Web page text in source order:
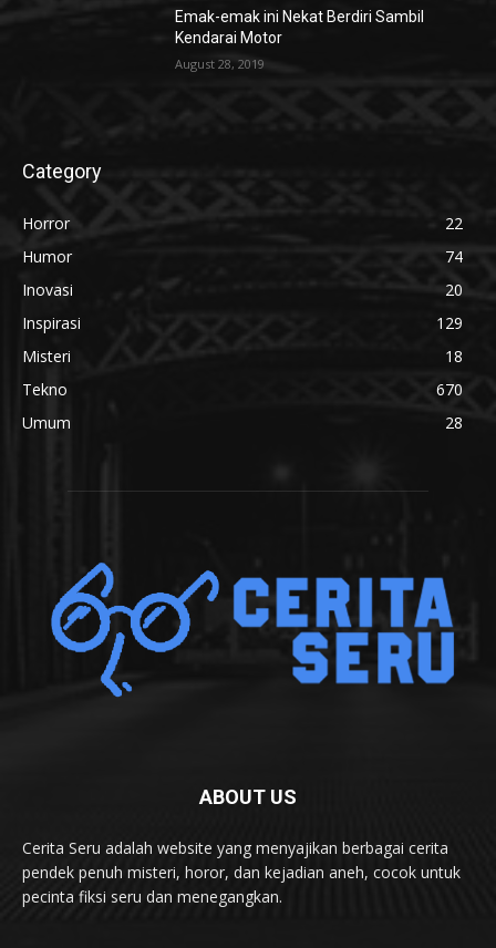
Emak-emak ini Nekat Berdiri Sambil
Kendarai Motor
August 28, 2019
Category
Horror
22
Humor
74
Inovasi
20
Inspirasi
129
Misteri
18
Tekno
670
Umum
28
ABOUT US
Cerita Seru adalah website yang menyajikan berbagai cerita
pendek penuh misteri, horor, dan kejadian aneh, cocok untuk
pecinta fiksi seru dan menegangkan.